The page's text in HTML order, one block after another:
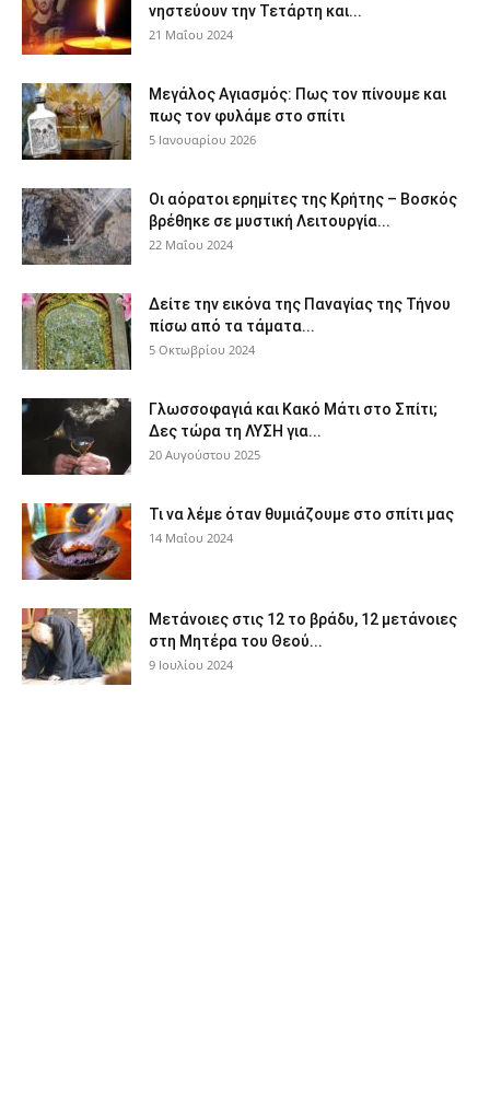
νηστεύουν την Τετάρτη και...
21 Μαΐου 2024
Μεγάλος Αγιασμός: Πως τον πίνουμε και
πως τον φυλάμε στο σπίτι
5 Ιανουαρίου 2026
Οι αόρατοι ερημίτες της Κρήτης – Βοσκός
βρέθηκε σε μυστική Λειτουργία...
22 Μαΐου 2024
Δείτε την εικόνα της Παναγίας της Τήνου
πίσω από τα τάματα...
5 Οκτωβρίου 2024
Γλωσσοφαγιά και Κακό Μάτι στο Σπίτι;
Δες τώρα τη ΛΥΣΗ για...
20 Αυγούστου 2025
Τι να λέμε όταν θυμιάζουμε στο σπίτι μας
14 Μαΐου 2024
Μετάνοιες στις 12 το βράδυ, 12 μετάνοιες
στη Μητέρα του Θεού...
9 Ιουλίου 2024